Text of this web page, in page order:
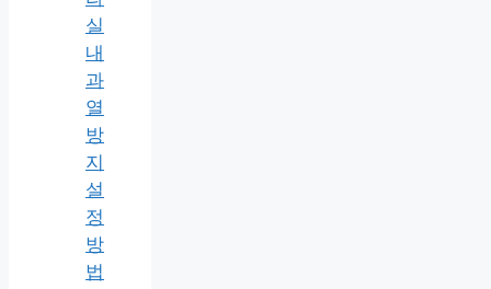
실
내
과
열
방
지
설
정
방
법